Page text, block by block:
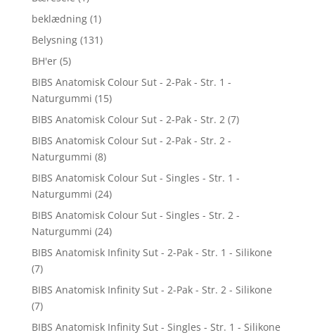
beklædning (1)
Belysning (131)
BH'er (5)
BIBS Anatomisk Colour Sut - 2-Pak - Str. 1 -
Naturgummi (15)
BIBS Anatomisk Colour Sut - 2-Pak - Str. 2 (7)
BIBS Anatomisk Colour Sut - 2-Pak - Str. 2 -
Naturgummi (8)
BIBS Anatomisk Colour Sut - Singles - Str. 1 -
Naturgummi (24)
BIBS Anatomisk Colour Sut - Singles - Str. 2 -
Naturgummi (24)
BIBS Anatomisk Infinity Sut - 2-Pak - Str. 1 - Silikone
(7)
BIBS Anatomisk Infinity Sut - 2-Pak - Str. 2 - Silikone
(7)
BIBS Anatomisk Infinity Sut - Singles - Str. 1 - Silikone